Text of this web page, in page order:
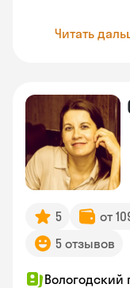
Читать
5 от
5 отзывов
Вологодский